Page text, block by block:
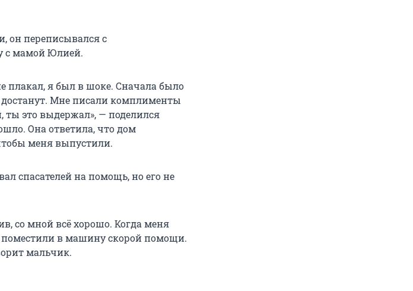
он переписывался с
с мамой Юлией.
плакал, я был в шоке. Сначала было
Мне писали комплименты
ты это выдержал», — поделился
Она ответила, что дом
меня выпустили.
спасателей на помощь, но его не
со мной всё хорошо. Когда меня
в машину скорой помощи.
мальчик.